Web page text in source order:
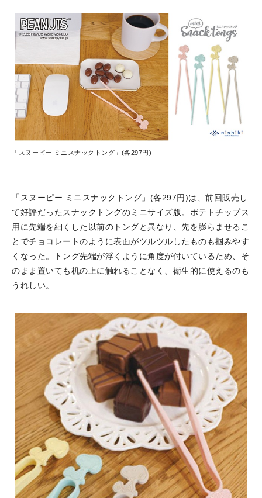
「スヌーピー ミニスナックトング」(各297円)
「スヌーピー ミニスナックトング」(各297円)は、前回販売し
て好評だったスナックトングのミニサイズ版。ポテトチップス
用に先端を細くした以前のトングと異なり、先を膨らませるこ
とでチョコレートのように表面がツルツルしたものも掴みやす
くなった。トング先端が浮くように角度が付いているため、そ
のまま置いても机の上に触れることなく、衛生的に使えるのも
うれしい。